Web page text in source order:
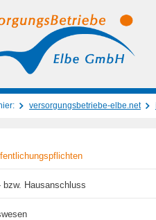
versorgungsbetriebe-elbe.net
bzw. Hausanschluss